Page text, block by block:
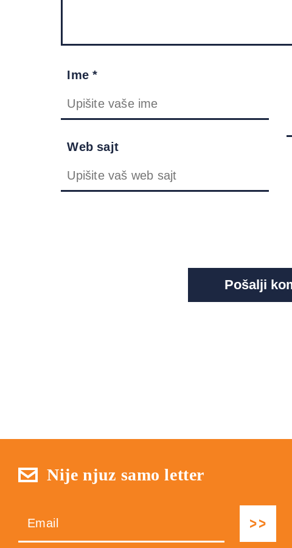
Ime *
Web sajt
Nije njuz samo letter